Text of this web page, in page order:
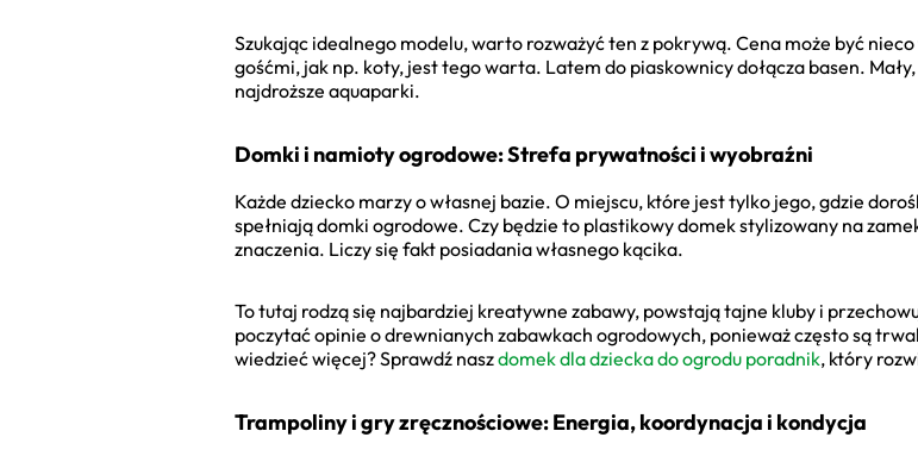
Szukając idealnego modelu, warto rozważyć ten z pokrywą. Cena może być
gośćmi, jak np. koty, jest tego warta. Latem do piaskownicy dołącza basen.
najdroższe aquaparki.
Domki i namioty ogrodowe: Strefa prywatności i wyobraźni
Każde dziecko marzy o własnej bazie. O miejscu, które jest tylko jego, gdzie
spełniają domki ogrodowe. Czy będzie to plastikowy domek stylizowany na
znaczenia. Liczy się fakt posiadania własnego kącika.
To tutaj rodzą się najbardziej kreatywne zabawy, powstają tajne kluby i
poczytać opinie o drewnianych zabawkach ogrodowych, ponieważ często są
wiedzieć więcej? Sprawdź naszdomek dla dziecka do ogrodu poradnik, który
Trampoliny i gry zręcznościowe: Energia, koordynacja i kondycja